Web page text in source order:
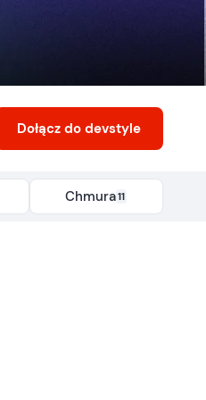
Dołącz do devstyle
Chmura11